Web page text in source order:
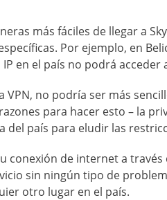
más fáciles de llegar a
Por ejemplo, en
en el país no podrá acceder
no podría ser más
para hacer esto – la
país para eludir las
conexión de internet a
sin ningún tipo de
otro lugar en el país.